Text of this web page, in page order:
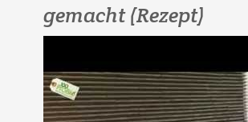
gemacht (Rezept)